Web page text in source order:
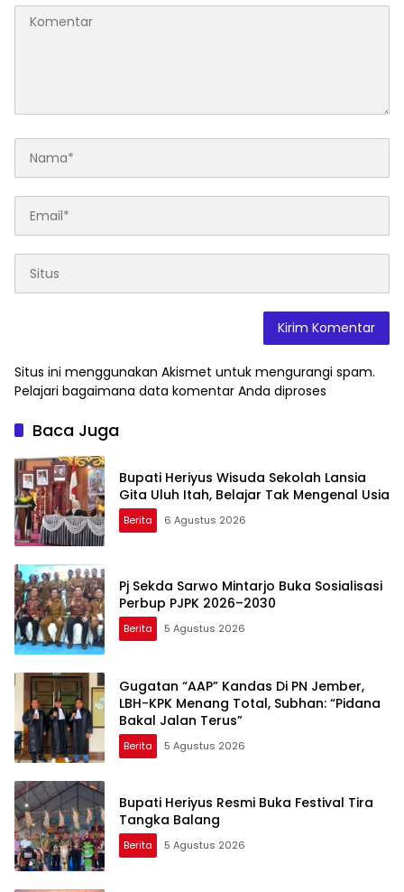
Situs ini menggunakan Akismet untuk mengurangi spam.
Pelajari bagaimana data komentar Anda diproses
Baca Juga
Bupati Heriyus Wisuda Sekolah Lansia
Gita Uluh Itah, Belajar Tak Mengenal Usia
Berita 6 Agustus 2026
Pj Sekda Sarwo Mintarjo Buka Sosialisasi
Perbup PJPK 2026–2030
Berita 5 Agustus 2026
Gugatan “AAP” Kandas Di PN Jember,
LBH-KPK Menang Total, Subhan: “Pidana
Bakal Jalan Terus”
Berita 5 Agustus 2026
Bupati Heriyus Resmi Buka Festival Tira
Tangka Balang
Berita 5 Agustus 2026